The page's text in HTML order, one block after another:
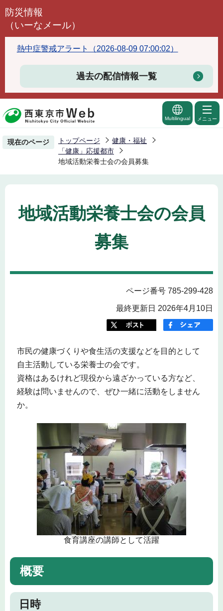
こ
頭
で
防災情報
（いーなメール）
熱中症警戒アラート（2026-08-09 07:00:02）
過去の配信情報一覧
Multilingual メニュー
現在のページ トップページ
健康・福祉
「健康」応援都市
地域活動栄養士会の会員募集
地域活動栄養士会の会員
募集
ページ番号 785-299-428
最終更新日 2026年4月10日
市民の健康づくりや食生活の支援などを目的として
自主活動している栄養士の会です。
資格はあるけれど現役から遠ざかっている方など、
経験は問いませんので、ぜひ一緒に活動をしません
か。
食育講座の講師として活躍
概要
日時